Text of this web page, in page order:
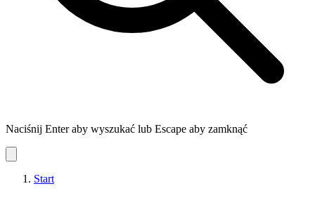
Naciśnij Enter aby wyszukać lub Escape aby zamknąć
Start